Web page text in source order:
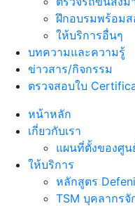
ฝึกอบรมพร้อม
ให้บริการอื่นๆ
บทความและความรู้
ข่าวสาร/กิจกรรม
ตรวจสอบใบ
หน้าหลัก
เกี่ยวกับเรา
แผนที่ตั้งของศูน
ให้บริการ
หลักสูตร
TSM บุคลากร